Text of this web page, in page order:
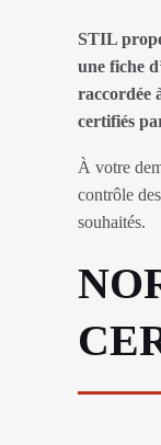
STIL
une fiche
raccordée
certifiés
À votre
contrôle
souhaités.